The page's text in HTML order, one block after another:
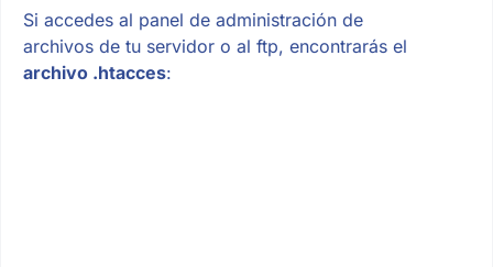
Si accedes al panel de administración de
archivos de tu servidor o al ftp, encontrarás el
archivo .htacces: